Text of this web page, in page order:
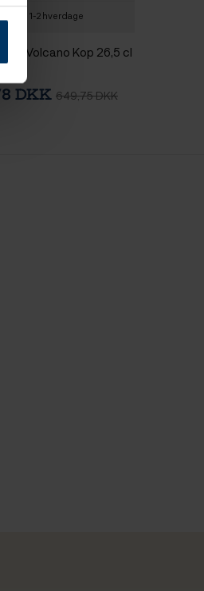
1-2 hverdage
Volcano Kop 26,5 cl
DKK 649,75 DKK